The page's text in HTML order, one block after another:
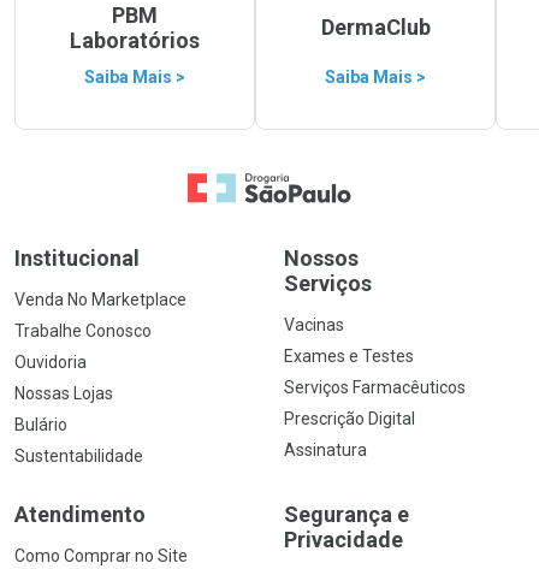
PBM
Laboratórios
Saiba Mais >
DermaClub
Saiba Mais >
Ir para a Home
Institucional
Venda No Marketplace
Trabalhe Conosco
Ouvidoria
Nossas Lojas
Bulário
Sustentabilidade
Nossos
Serviços
Vacinas
Exames e Testes
Serviços Farmacêuticos
Prescrição Digital
Assinatura
Atendimento
Como Comprar no Site
Segurança e
Privacidade